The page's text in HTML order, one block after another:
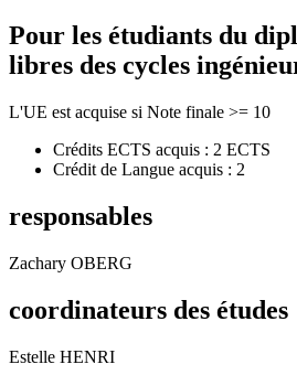
Pour les étudiants du
libres des cycles
L'UE est acquise si Note finale >= 10
Crédits ECTS acquis : 2 ECTS
Crédit de Langue acquis : 2
responsables
Zachary OBERG
coordinateurs des études
Estelle HENRI